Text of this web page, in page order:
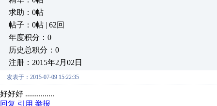
求助：0帖
帖子：0帖 | 62回
年度积分：0
历史总积分：0
注册：2015年2月02日
发表于：2015-07-09 15:22:35
好好好 ...............
回复 引用 举报